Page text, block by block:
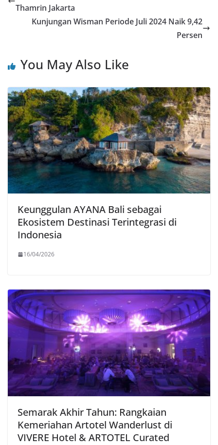
Thamrin Jakarta
Kunjungan Wisman Periode Juli 2024 Naik 9,42
Persen
You May Also Like
Keunggulan AYANA Bali sebagai
Ekosistem Destinasi Terintegrasi di
Indonesia
16/04/2026
Semarak Akhir Tahun: Rangkaian
Kemeriahan Artotel Wanderlust di
VIVERE Hotel & ARTOTEL Curated